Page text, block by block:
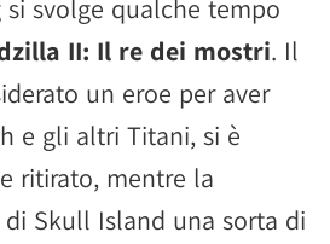
si svolge qualche tempo
II: Il re dei mostri. Il
un eroe per aver
e gli altri Titani, si è
ritirato, mentre la
Skull Island una sorta di